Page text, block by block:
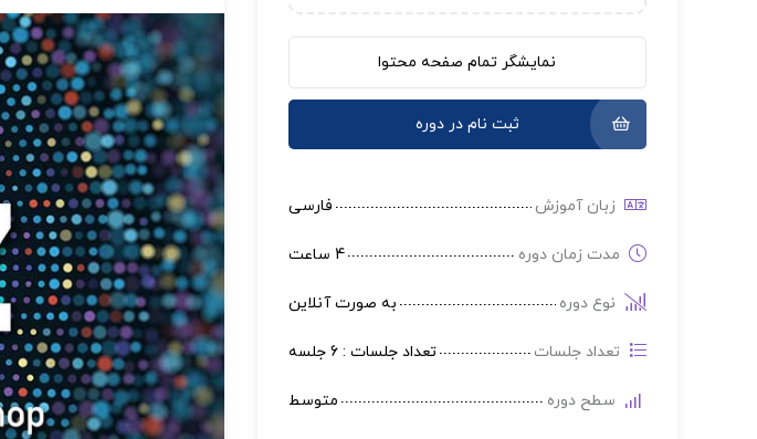
نمایشگر تمام صفحه محتوا
ثبت نام در دوره
زبان آموزش فارسی
مدت زمان دوره 4 ساعت
نوع دوره به صورت آنلاین
تعداد جلسات تعداد جلسات : 6 جلسه
سطح دوره متوسط